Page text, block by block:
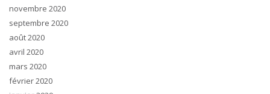
novembre 2020
septembre 2020
août 2020
avril 2020
mars 2020
février 2020